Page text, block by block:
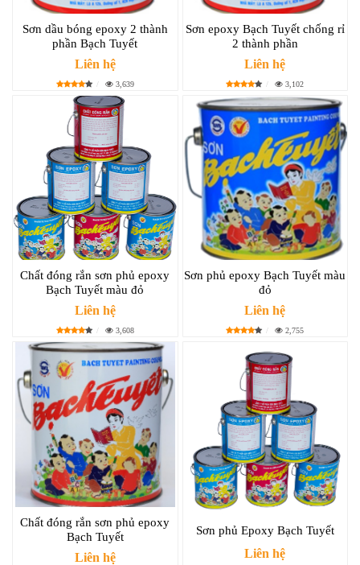
Sơn dầu bóng epoxy 2 thành
phần Bạch Tuyết
Liên hệ
3,639
Sơn epoxy Bạch Tuyết chống rỉ
2 thành phần
Liên hệ
3,102
Chất đóng rắn sơn phủ epoxy
Bạch Tuyết màu đỏ
Liên hệ
3,608
Sơn phủ epoxy Bạch Tuyết màu
đỏ
Liên hệ
2,755
Chất đóng rắn sơn phủ epoxy
Bạch Tuyết
Liên hệ
Sơn phủ Epoxy Bạch Tuyết
Liên hệ